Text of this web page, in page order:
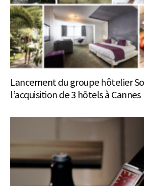
Lancement du groupe hôtelier
l’acquisition de 3 hôtels à Cannes